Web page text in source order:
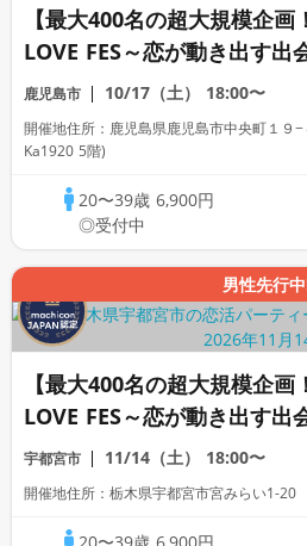
【最大400名の超大規模企画
LOVE FES～恋が動き出す出
鹿児島市 10/17（土） 18:00〜
開催地住所：鹿児島県鹿児島市中央町１
Ka1920 5階)
20〜39歳 6,900円
◎受付中
男性先行
【最大400名の超大規模企画
LOVE FES～恋が動き出す出
宇都宮市 11/14（土） 18:00〜
開催地住所：栃木県宇都宮市宮みらい1-